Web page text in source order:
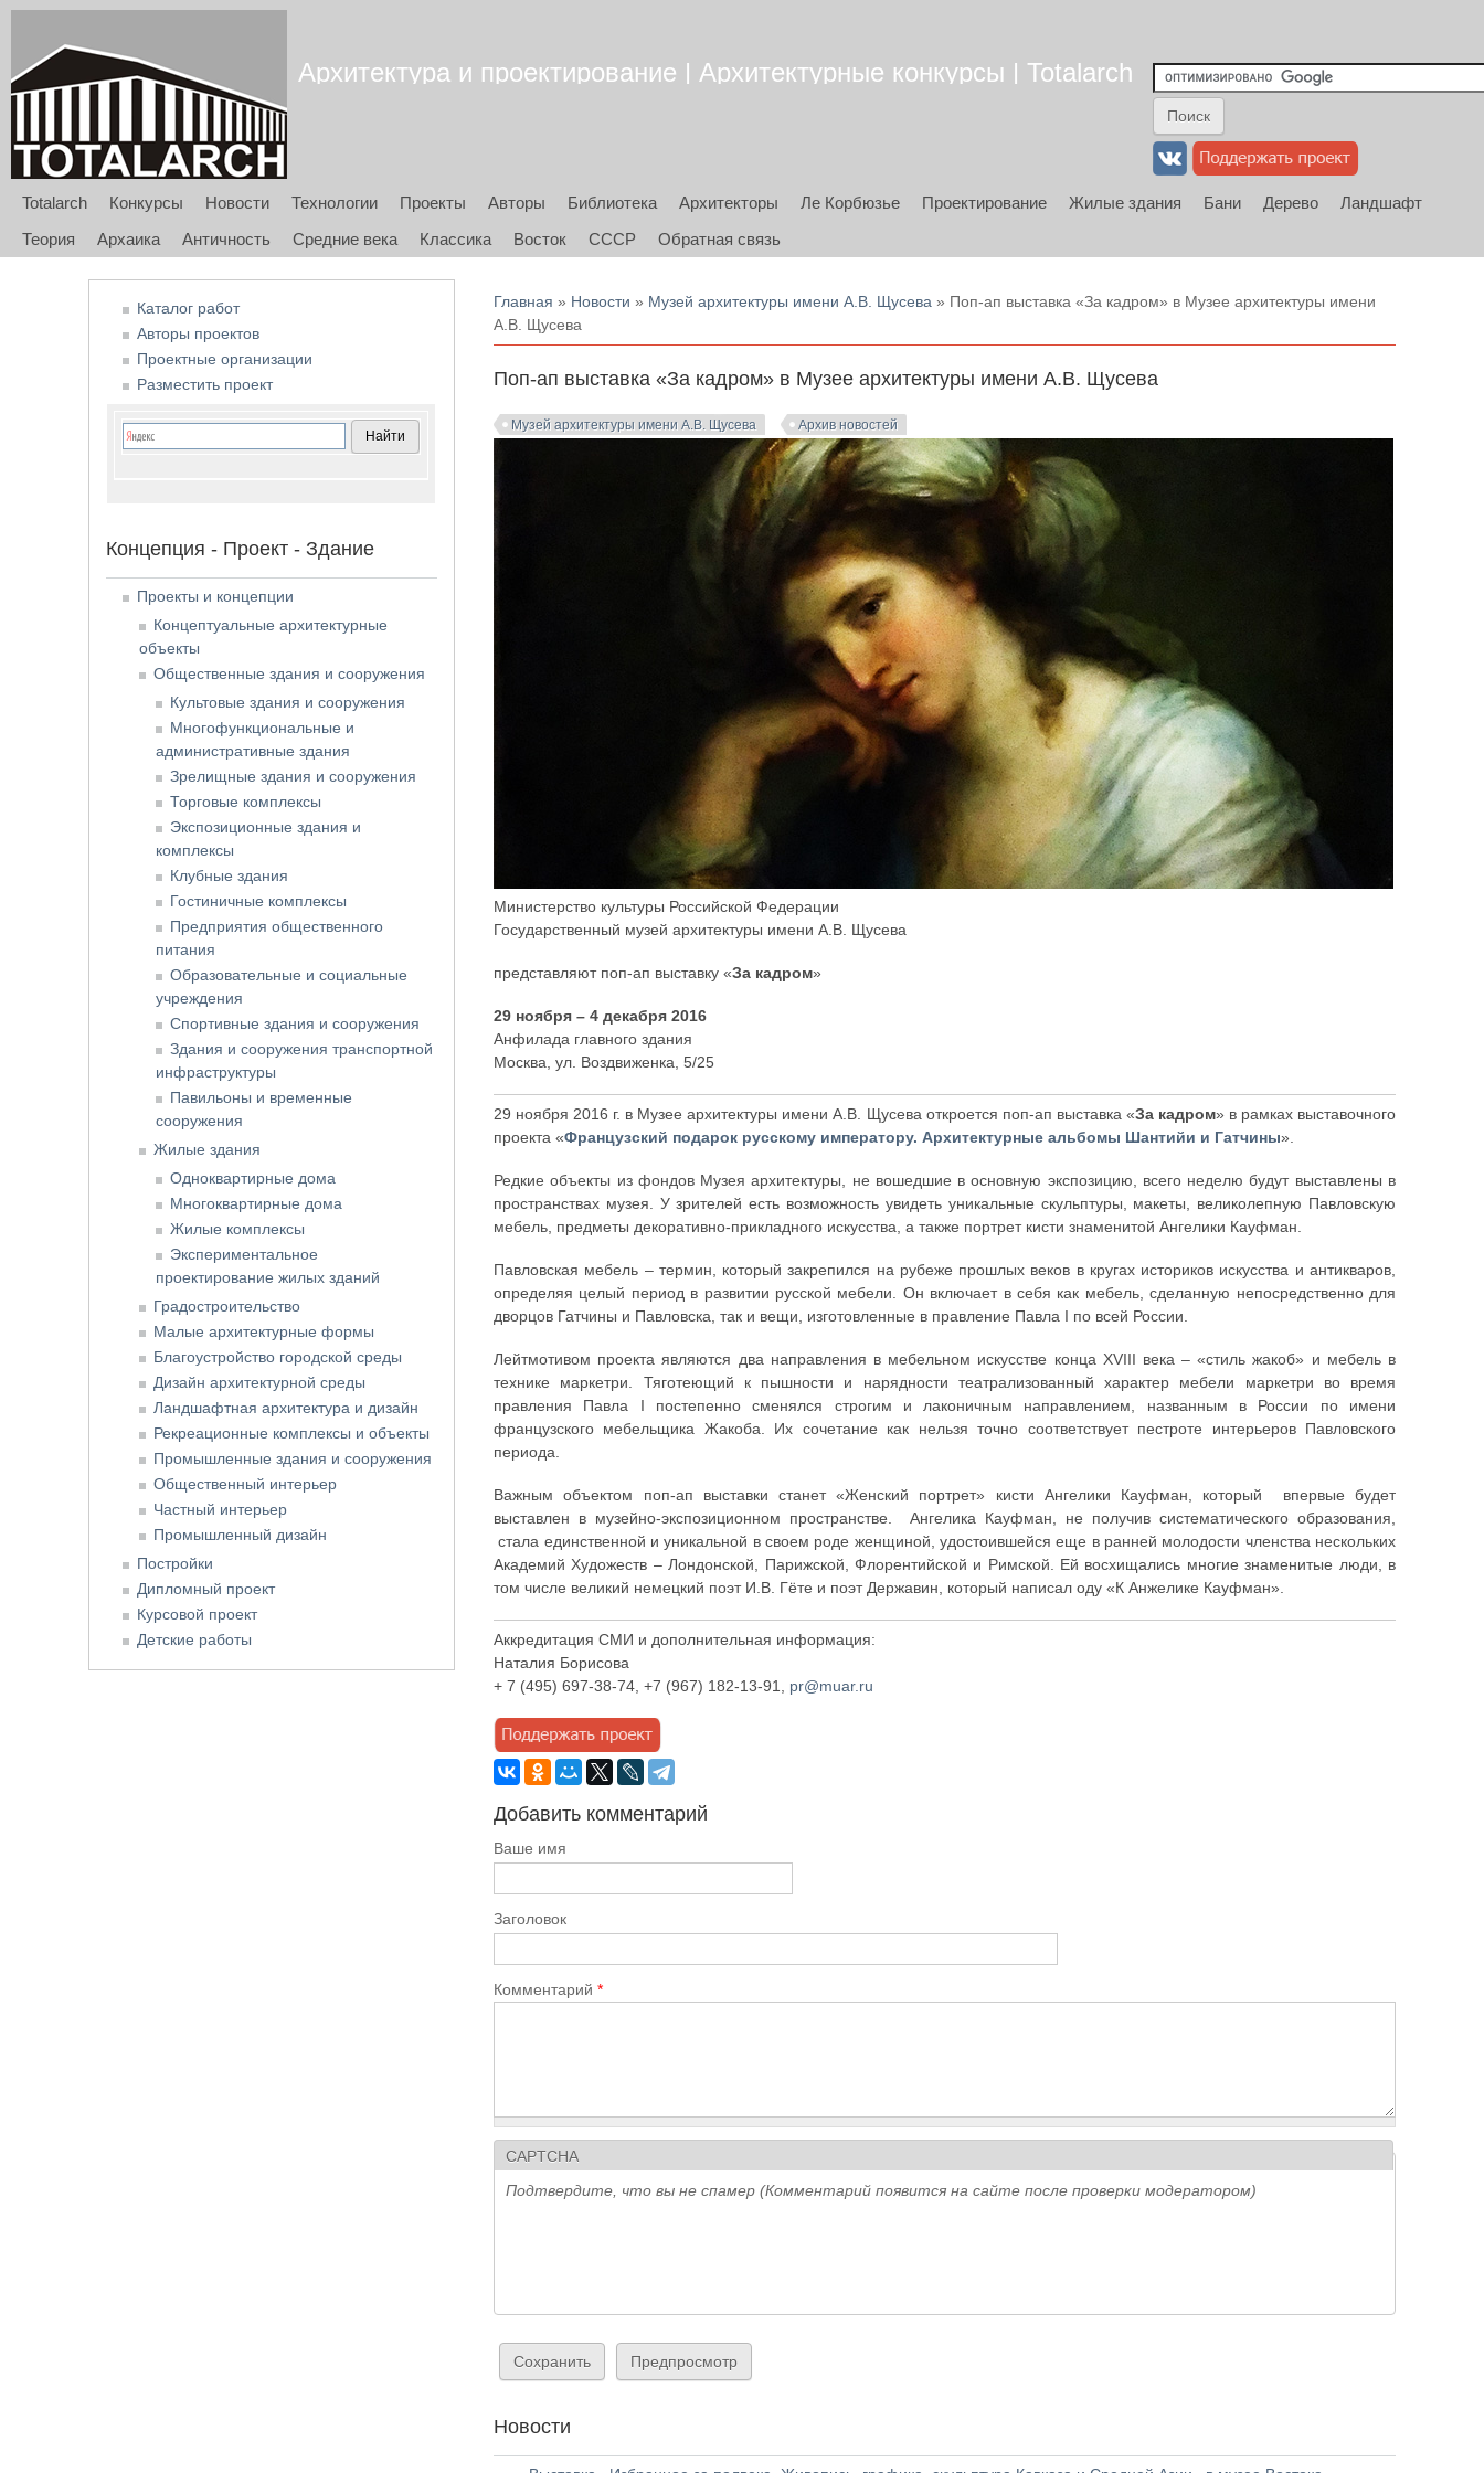
Архитектура и проектирование | Архитектурные конкурсы | Totalarch
Totalarch Конкурсы Новости Технологии Проекты Авторы Библиотека Архитекторы Ле Корбюзье Проектирование Жилые здания Бани Дерево
Ландшафт
Теория
Архаика Античность Средние века Классика Восток СССР Обратная связь
Вы здесь
Главная » Новости » Музей архитектуры имени А.В. Щусева » Поп-ап выставка «За кадром» в Музее архитектуры имени
А.В. Щусева
Поп-ап выставка «За кадром» в Музее архитектуры имени А.В. Щусева
Музей архитектуры имени А.В. Щусева Архив новостей
Министерство культуры Российской Федерации
Государственный музей архитектуры имени А.В. Щусева
представляют поп-ап выставку «За кадром»
29 ноября – 4 декабря 2016
Анфилада главного здания
Москва, ул. Воздвиженка, 5/25
29 ноября 2016 г. в Музее архитектуры имени А.В. Щусева откроется поп-ап выставка «За кадром» в рамках выставочного
проекта «Французский подарок русскому императору. Архитектурные альбомы Шантийи и Гатчины».
Редкие объекты из фондов Музея архитектуры, не вошедшие в основную экспозицию, всего неделю будут выставлены в
пространствах музея. У зрителей есть возможность увидеть уникальные скульптуры, макеты, великолепную Павловскую
мебель, предметы декоративно-прикладного искусства, а также портрет кисти знаменитой Ангелики Кауфман.
Павловская мебель – термин, который закрепился на рубеже прошлых веков в кругах историков искусства и антикваров,
определяя целый период в развитии русской мебели. Он включает в себя как мебель, сделанную непосредственно для
дворцов Гатчины и Павловска, так и вещи, изготовленные в правление Павла I по всей России.
Лейтмотивом проекта являются два направления в мебельном искусстве конца XVIII века – «стиль жакоб» и мебель в
технике маркетри. Тяготеющий к пышности и нарядности театрализованный характер мебели маркетри во время
правления Павла I постепенно сменялся строгим и лаконичным направлением, названным в России по имени
французского мебельщика Жакоба. Их сочетание как нельзя точно соответствует пестроте интерьеров Павловского
периода.
Важным объектом поп-ап выставки станет «Женский портрет» кисти Ангелики Кауфман, который впервые будет
выставлен в музейно-экспозиционном пространстве. Ангелика Кауфман, не получив систематического образования,
стала единственной и уникальной в своем роде женщиной, удостоившейся еще в ранней молодости членства нескольких
Академий Художеств – Лондонской, Парижской, Флорентийской и Римской. Ей восхищались многие знаменитые люди, в
том числе великий немецкий поэт И.В. Гёте и поэт Державин, который написал оду «К Анжелике Кауфман».
Аккредитация СМИ и дополнительная информация:
Наталия Борисова
+ 7 (495) 697-38-74, +7 (967) 182-13-91, pr@muar.ru
Добавить комментарий
Ваше имя
Заголовок
Комментарий*
CAPTCHA
Подтвердите, что вы не спамер (Комментарий появится на сайте после проверки модератором)
Новости
Каталог работ
Авторы проектов
Проектные организации
Разместить проект
Концепция - Проект - Здание
Проекты и концепции
Концептуальные архитектурные
объекты
Общественные здания и сооружения
Культовые здания и сооружения
Многофункциональные и
административные здания
Зрелищные здания и сооружения
Торговые комплексы
Экспозиционные здания и
комплексы
Клубные здания
Гостиничные комплексы
Предприятия общественного
питания
Образовательные и социальные
учреждения
Спортивные здания и сооружения
Здания и сооружения транспортной
инфраструктуры
Павильоны и временные
сооружения
Жилые здания
Одноквартирные дома
Многоквартирные дома
Жилые комплексы
Экспериментальное
проектирование жилых зданий
Градостроительство
Малые архитектурные формы
Благоустройство городской среды
Дизайн архитектурной среды
Ландшафтная архитектура и дизайн
Рекреационные комплексы и объекты
Промышленные здания и сооружения
Общественный интерьер
Частный интерьер
Промышленный дизайн
Постройки
Дипломный проект
Курсовой проект
Детские работы